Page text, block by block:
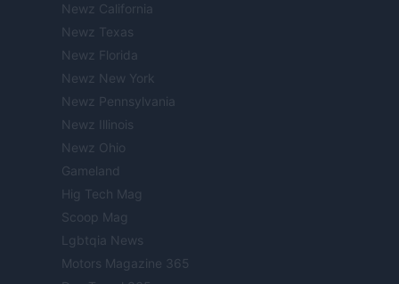
Newz California
Newz Texas
Newz Florida
Newz New York
Newz Pennsylvania
Newz Illinois
Newz Ohio
Gameland
Hig Tech Mag
Scoop Mag
Lgbtqia News
Motors Magazine 365